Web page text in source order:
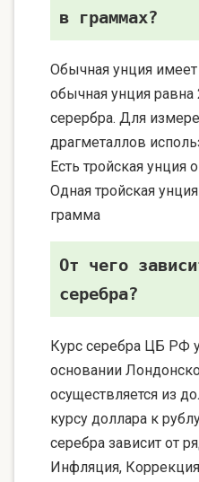
в граммах?
Обычная унция
обычная унция
серербра. Для
драгметаллов
Есть тройская унция
Одная тройская
грамма
От чего
серебра?
Курс серебра ЦБ РФ
основании
осуществляется из
курсу доллара к
серебра зависит от
Инфляция,